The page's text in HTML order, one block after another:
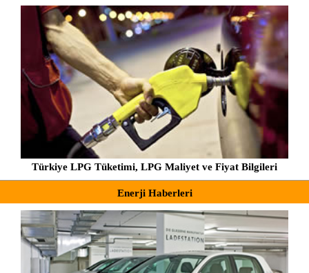
Türkiye LPG Tüketimi, LPG Maliyet ve Fiyat Bilgileri
Enerji Haberleri